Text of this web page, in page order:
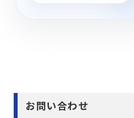
お問い合わせ